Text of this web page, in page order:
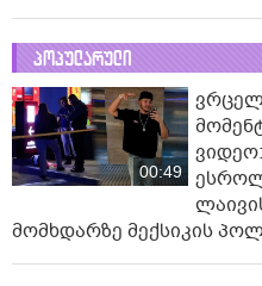
პოპულარული
00:49
მომხდარზე მექსიკის